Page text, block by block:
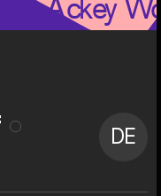
på vores kunders
for vores kunder og
til status quo,
digitale services og
Dét er, hvad
vi brænder for. Og
DE